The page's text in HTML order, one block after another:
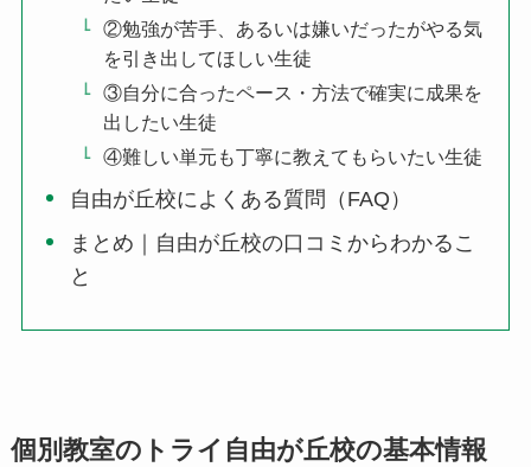
②勉強が苦手、あるいは嫌いだったがやる気
を引き出してほしい生徒
③自分に合ったペース・方法で確実に成果を
出したい生徒
④難しい単元も丁寧に教えてもらいたい生徒
自由が丘校によくある質問（FAQ）
まとめ｜自由が丘校の口コミからわかるこ
と
個別教室のトライ自由が丘校の基本情報